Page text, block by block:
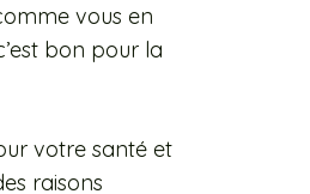
vous en
bon pour la
votre santé et
raisons